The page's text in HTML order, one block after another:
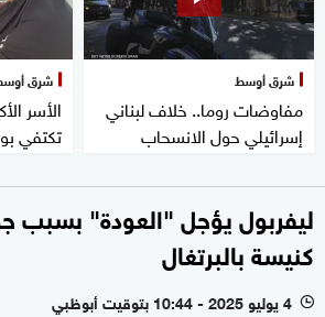
شرق أوسط
مفاوضات روما.. خلاف لبناني
إسرائيلي حول الانسحاب
شرق
الأسر
تكتفي
ليفربول يؤجل "العودة" بسبب
كنيسة بالبرتغال
l 4 يوليو 2025 - 10:44 بتوقيت أبوظبي